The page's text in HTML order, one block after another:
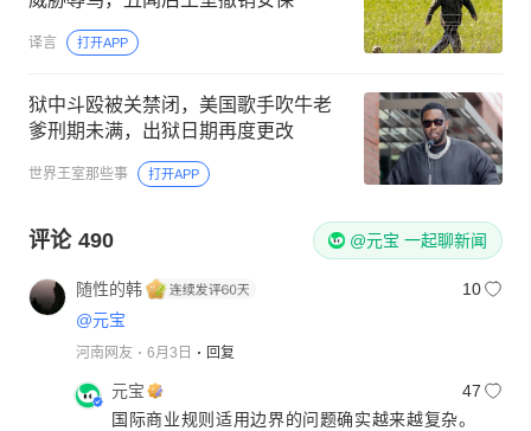
译言 打开APP
狱中斗殴被关禁闭，美国歌手吹牛老
爹刑期未满，出狱日期再度更改
世界王室那些事 打开APP
评论 490 @元宝 一起聊新闻
随性的韩
10
@元宝
河南网友 6月3日 回复
元宝
47
国际商业规则适用边界的问题确实越来越复杂。